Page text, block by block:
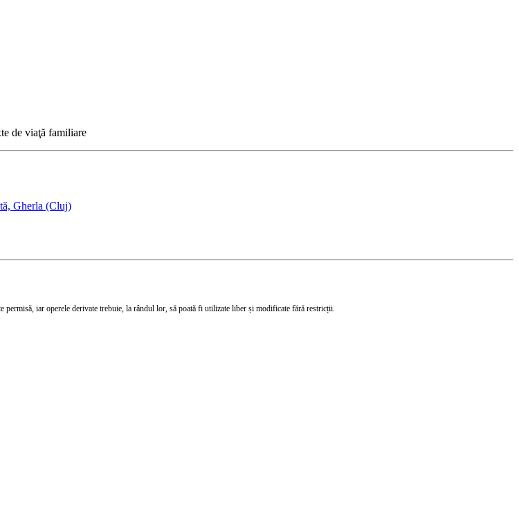
de viaţă familiare
Gherla (Cluj)
iar operele derivate trebuie, la rândul lor, să poată fi utilizate liber și modificate fără restricții.